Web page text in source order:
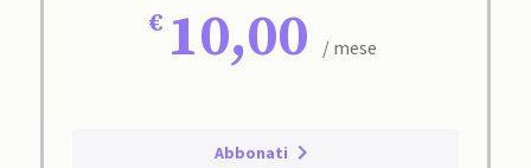
10,00 / mese
Abbonati